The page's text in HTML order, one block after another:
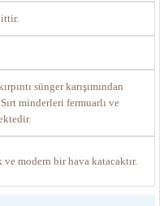
sünger karışımından
minderleri fermuarlı ve
ve modern bir hava katacaktır.